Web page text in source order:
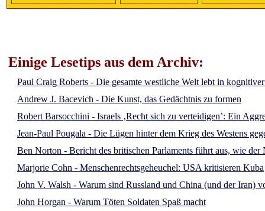
Einige Lesetips aus dem Archiv:
Paul Craig Roberts - Die gesamte westliche Welt lebt in
Andrew J. Bacevich - Die Kunst, das Gedächtnis zu formen
Robert Barsocchini - Israels ‚Recht sich zu verteidigen’: Ein
Jean-Paul Pougala - Die Lügen hinter dem Krieg des Westens
Ben Norton - Bericht des britischen Parlaments führt aus, wie
Marjorie Cohn - Menschenrechtsgeheuchel: USA kritisieren Kuba
John V. Walsh - Warum sind Russland und China (und der Iran)
John Horgan - Warum Töten Soldaten Spaß macht